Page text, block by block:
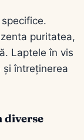
puritatea,
Laptele în vis
și întreținerea
diverse